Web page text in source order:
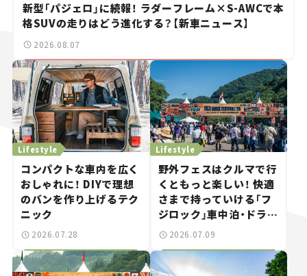
新型「パジェロ」に続報！ ラダーフレーム×S-AWCで本
格SUVの走りはどう進化する？【新車ニュース】
2026.08.07
Lifestyle
コンパクトな車内を広く
おしゃれに！ DIYで理想
のバンを作り上げるテク
ニック
2026.07.28
Lifestyle
野外フェスはクルマで行
くともっと楽しい！ 快適
さまで持っていける「フ
ジロック」車中泊・ドライ
ブガイド。
2026.07.09